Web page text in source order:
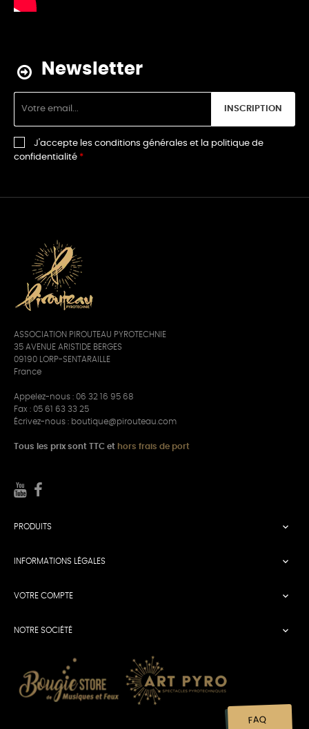
FAQ
Newsletter
INSCRIPTION
J'accepte les conditions générales et la politique de
confidentialité
ASSOCIATION PIROUTEAU PYROTECHNIE
35 AVENUE ARISTIDE BERGES
09190 LORP-SENTARAILLE
France
Appelez-nous : 06 32 16 95 68
Fax : 05 61 63 33 25
Écrivez-nous : boutique@pirouteau.com
Tous les prix sont TTC et hors frais de port
PRODUITS 
INFORMATIONS LÉGALES 
VOTRE COMPTE 
NOTRE SOCIÉTÉ 